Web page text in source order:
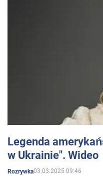
Legenda
w Ukrainie". Wideo
Rozrywka03.03.2025 09:46